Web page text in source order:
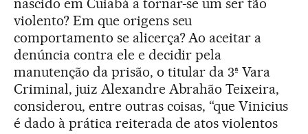
nascido em Cuiabá a tornar-se um ser tão
violento? Em que origens seu
comportamento se alicerça? Ao aceitar a
denúncia contra ele e decidir pela
manutenção da prisão, o titular da 3ª Vara
Criminal, juiz Alexandre Abrahão Teixeira,
considerou, entre outras coisas, “que Vinicius
é dado à prática reiterada de atos violentos